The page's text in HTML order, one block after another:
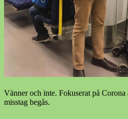
Vänner och inte. Fokuserat på
misstag begås.